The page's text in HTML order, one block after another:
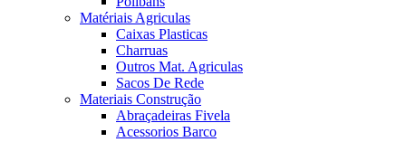
Matériais Agriculas
Caixas Plasticas
Charruas
Outros Mat. Agriculas
Sacos De Rede
Materiais Construção
Abraçadeiras Fivela
Acessorios Barco